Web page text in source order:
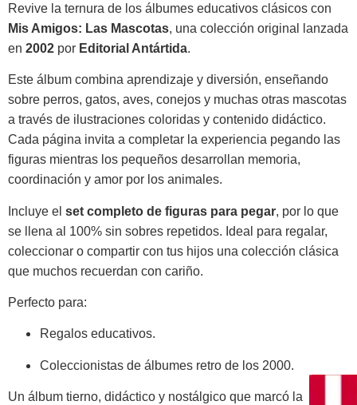
Revive la ternura de los álbumes educativos clásicos con
Mis Amigos: Las Mascotas, una colección original lanzada
en 2002 por Editorial Antártida.
Este álbum combina aprendizaje y diversión, enseñando
sobre perros, gatos, aves, conejos y muchas otras mascotas
a través de ilustraciones coloridas y contenido didáctico.
Cada página invita a completar la experiencia pegando las
figuras mientras los pequeños desarrollan memoria,
coordinación y amor por los animales.
Incluye el set completo de figuras para pegar, por lo que
se llena al 100% sin sobres repetidos. Ideal para regalar,
coleccionar o compartir con tus hijos una colección clásica
que muchos recuerdan con cariño.
Perfecto para:
Regalos educativos.
Coleccionistas de álbumes retro de los 2000.
Un álbum tierno, didáctico y nostálgico que marcó la